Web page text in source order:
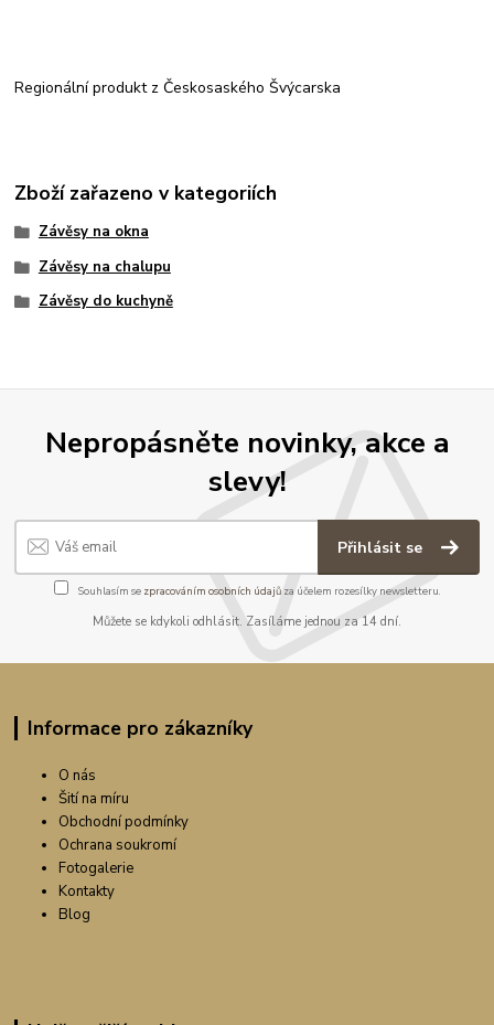
Regionální produkt z Českosaského Švýcarska
Zboží zařazeno v kategoriích
Závěsy na okna
Závěsy na chalupu
Závěsy do kuchyně
Nepropásněte novinky, akce a
slevy!
Přihlásit se
Souhlasím se zpracováním osobních údajůza účelem rozesílky newsletteru.
Můžete se kdykoli odhlásit. Zasíláme jednou za 14 dní.
Informace pro zákazníky
O nás
Šití na míru
Obchodní podmínky
Ochrana soukromí
Fotogalerie
Kontakty
Blog